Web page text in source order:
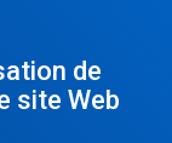
de
site Web